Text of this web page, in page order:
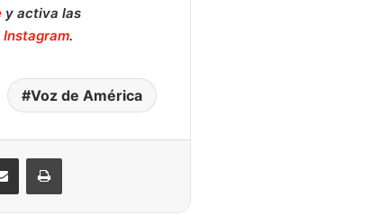
y activa las
Instagram.
Voz de América
mercado fórmula para
en EE. UU.: qué
en Target o en
84 años el Reverendo